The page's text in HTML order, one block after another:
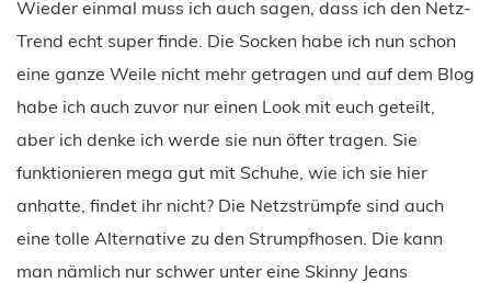
Wieder einmal muss ich auch sagen, dass ich den Netz-
Trend echt super finde. Die Socken habe ich nun schon
eine ganze Weile nicht mehr getragen und auf dem Blog
habe ich auch zuvor nur einen Look mit euch geteilt,
aber ich denke ich werde sie nun öfter tragen. Sie
funktionieren mega gut mit Schuhe, wie ich sie hier
anhatte, findet ihr nicht? Die Netzstrümpfe sind auch
eine tolle Alternative zu den Strumpfhosen. Die kann
man nämlich nur schwer unter eine Skinny Jeans